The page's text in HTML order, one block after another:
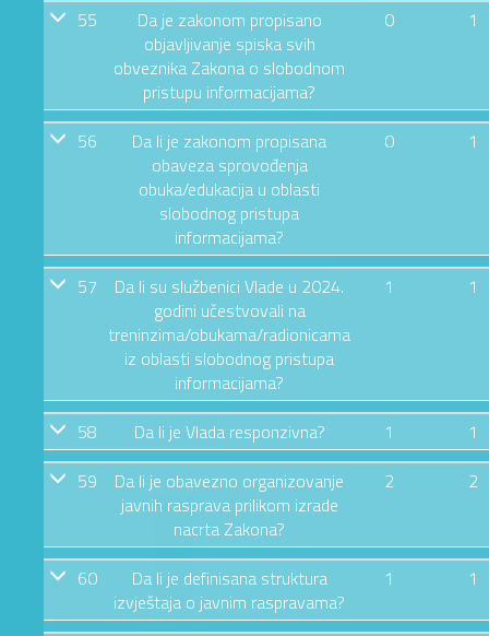
55
Da je zakonom propisano
objavljivanje spiska svih
obveznika Zakona o slobodnom
pristupu informacijama?
0 1
56
Da li je zakonom propisana
obaveza sprovođenja
obuka/edukacija u oblasti
slobodnog pristupa
informacijama?
0 1
57
Da li su službenici Vlade u 2024.
godini učestvovali na
treninzima/obukama/radionicama
iz oblasti slobodnog pristupa
informacijama?
1 1
58 Da li je Vlada responzivna? 1
1
59
Da li je obavezno organizovanje
javnih rasprava prilikom izrade
nacrta Zakona?
2 2
60
Da li je definisana struktura
izvještaja o javnim raspravama?
1 1